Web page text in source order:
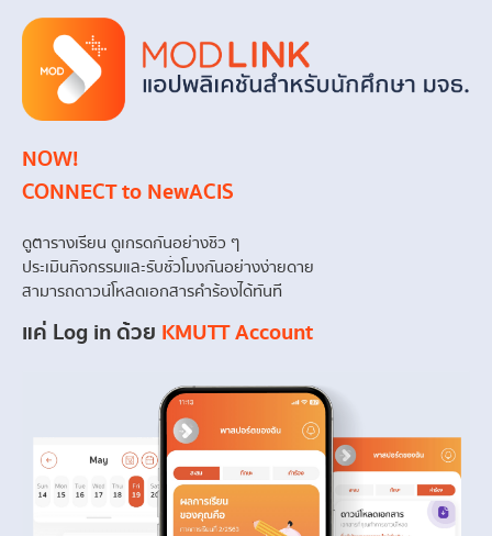
NOW!
CONNECT to NewACIS
ดูตารางเรียน ดูเกรดกันอย่างชิว ๆ
ประเมินกิจกรรมและรับชั่วโมงกันอย่างง่ายดาย
สามารถดาวน์โหลดเอกสารคำร้องได้ทันที
แค่ Log in ด้วย KMUTT Account